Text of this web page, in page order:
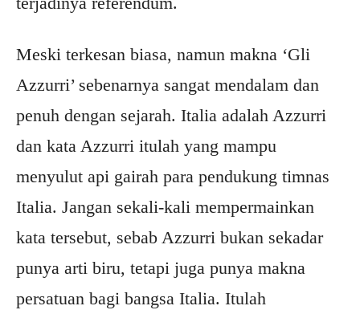
Meski terkesan biasa, namun makna ‘Gli
Azzurri’ sebenarnya sangat mendalam dan
penuh dengan sejarah. Italia adalah Azzurri
dan kata Azzurri itulah yang mampu
menyulut api gairah para pendukung timnas
Italia. Jangan sekali-kali mempermainkan
kata tersebut, sebab Azzurri bukan sekadar
punya arti biru, tetapi juga punya makna
persatuan bagi bangsa Italia. Itulah